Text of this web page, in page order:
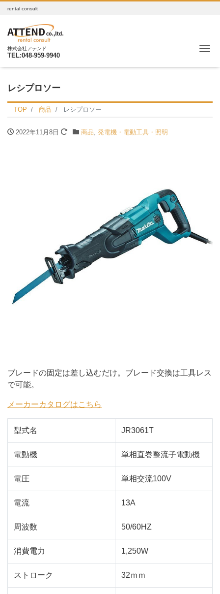
rental consult
株式会社アテンド
TEL:048-959-9940
レシプロソー
TOP 商品 レシプロソー
2022年11月8日 商品 発電機・電動工具・照明
ブレードの固定は差し込むだけ。ブレード交換は工具レス
で可能。
メーカーカタログはこちら
型式名 JR3061T
電動機 単相直巻整流子電動機
電圧 単相交流100V
電流 13A
周波数 50/60HZ
消費電力 1,250W
ストローク 32ｍｍ